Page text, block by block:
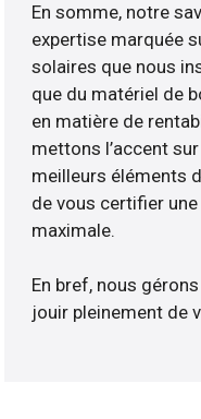
En somme, notre
expertise marquée
solaires que nous
que du matériel de
en matière de
mettons l’accent
meilleurs éléments
de vous certifier
maximale.
En bref, nous
jouir pleinement de